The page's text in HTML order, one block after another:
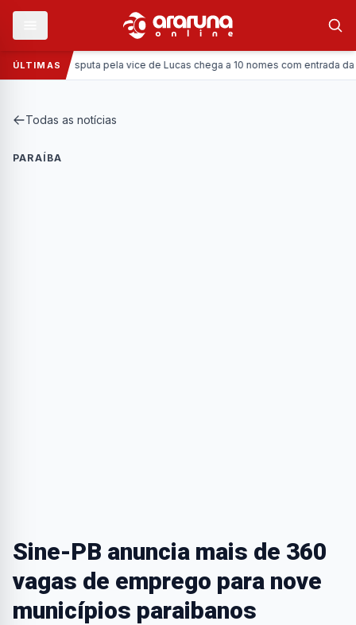
ÚLTIMAS
Política: Disputa pela vice de Lucas chega a 10 nomes com entrada da
Todas as notícias
PARAÍBA
Sine-PB anuncia mais de 360
vagas de emprego para nove
municípios paraibanos